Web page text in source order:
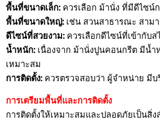
พื้นที่ขนาดเล็ก:ควรเลือก ม้านั่ง ที่มีดีไซน์
พื้นที่ขนาดใหญ่:เช่น สวนสาธารณะ สาม
ดีไซน์ที่สวยงาม:ควรเลือกดีไซน์ที่เข้ากับ
น้ำหนัก:เนื่องจาก ม้านั่งปูนคอนกรีต มีน้ำ
เหมาะสม
การติดตั้ง:ควรตรวจสอบว่า ผู้จำหน่าย มีบ
การเตรียมพื้นที่และการติดตั้ง
การติดตั้งให้เหมาะสมและปลอดภัยเป็นสิ่